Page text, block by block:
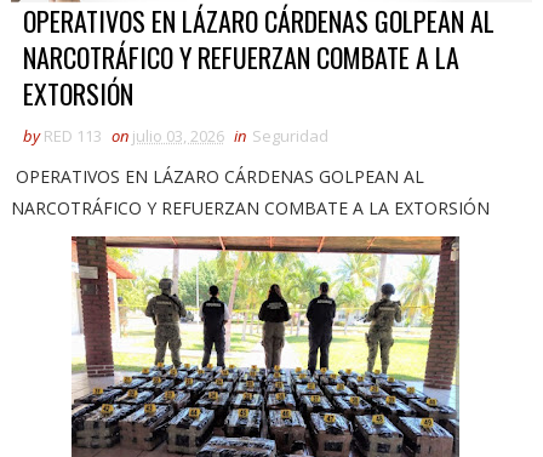
OPERATIVOS EN LÁZARO CÁRDENAS GOLPEAN AL
NARCOTRÁFICO Y REFUERZAN COMBATE A LA
EXTORSIÓN
by RED 113 on julio 03, 2026 in Seguridad
OPERATIVOS EN LÁZARO CÁRDENAS GOLPEAN AL
NARCOTRÁFICO Y REFUERZAN COMBATE A LA EXTORSIÓN